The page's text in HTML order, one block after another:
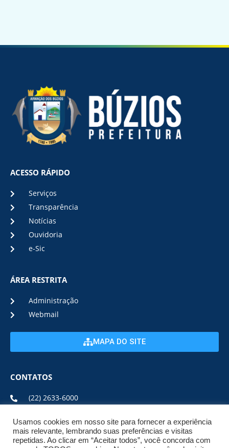
ACESSO RÁPIDO
Serviços
Transparência
Notícias
Ouvidoria
e-Sic
ÁREA RESTRITA
Administração
Webmail
MAPA DO SITE
CONTATOS
(22) 2633-6000
ENDEREÇO E HORÁRIO
Usamos cookies em nosso site para fornecer a experiência
mais relevante, lembrando suas preferências e visitas
repetidas. Ao clicar em “Aceitar todos”, você concorda com